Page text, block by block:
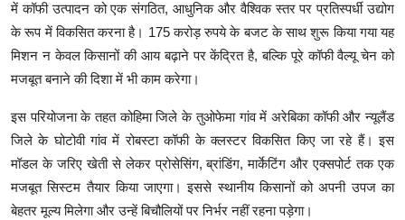
में कॉफी उत्पादन को एक संगठित, आधुनिक और वैश्विक स्तर पर प्रतिस्पर्धी उद्योग
के रूप में विकसित करना है। 175 करोड़ रुपये के बजट के साथ शुरू किया गया यह
मिशन न केवल किसानों की आय बढ़ाने पर केंद्रित है, बल्कि पूरे कॉफी वैल्यू चेन को
मजबूत बनाने की दिशा में भी काम करेगा।
इस परियोजना के तहत कोहिमा जिले के तुओफेमा गांव में अरेबिका कॉफी और न्यूलैंड
जिले के घोटोवी गांव में रोबस्टा कॉफी के क्लस्टर विकसित किए जा रहे हैं। इस
मॉडल के जरिए खेती से लेकर प्रोसेसिंग, ब्रांडिंग, मार्केटिंग और एक्सपोर्ट तक एक
मजबूत सिस्टम तैयार किया जाएगा। इससे स्थानीय किसानों को अपनी उपज का
बेहतर मूल्य मिलेगा और उन्हें बिचौलियों पर निर्भर नहीं रहना पड़ेगा।